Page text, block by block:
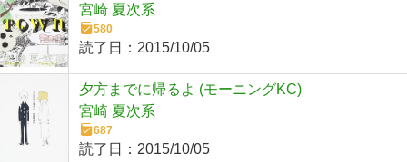
宮崎 夏次系
580
読了日： 2015/10/05
夕方までに帰るよ (モーニングKC)
宮崎 夏次系
687
読了日： 2015/10/05